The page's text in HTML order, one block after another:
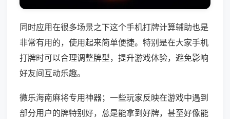
同时应用在很多场景之下这个手机打牌计算辅助也是
非常有用的，使用起来简单便捷。特别是在大家手机
打牌时可以合理调整牌型，提升游戏体验，避免影响
好友间互动乐趣。
微乐海南麻将专用神器；一些玩家反映在游戏中遇到
部分用户的牌特别好，总是能拿到好牌，甚至好像能